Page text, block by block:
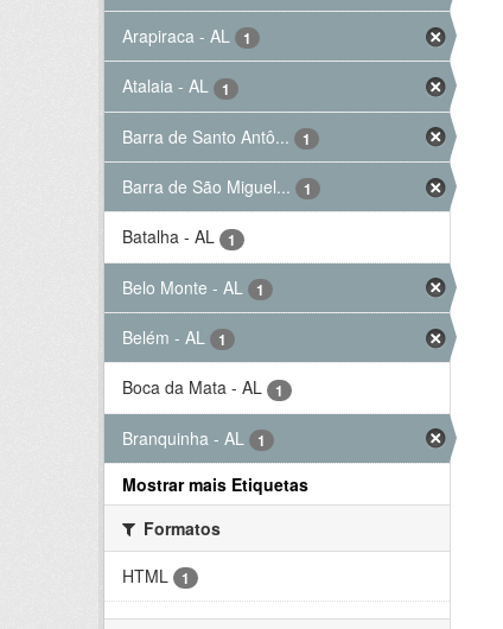
Arapiraca - AL 1
Atalaia - AL 1
Barra de Santo Antô... 1
Barra de São Miguel... 1
Batalha - AL 1
Belo Monte - AL 1
Belém - AL 1
Boca da Mata - AL 1
Branquinha - AL 1
Mostrar mais Etiquetas
Formatos
HTML
1